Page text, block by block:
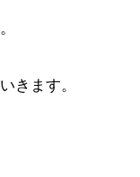
きます。